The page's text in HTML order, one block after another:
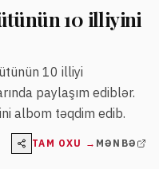
10 illiyini
10 illiyi
paylaşım ediblər.
albom təqdim edib.
TAM OXU → MƏNBƏ